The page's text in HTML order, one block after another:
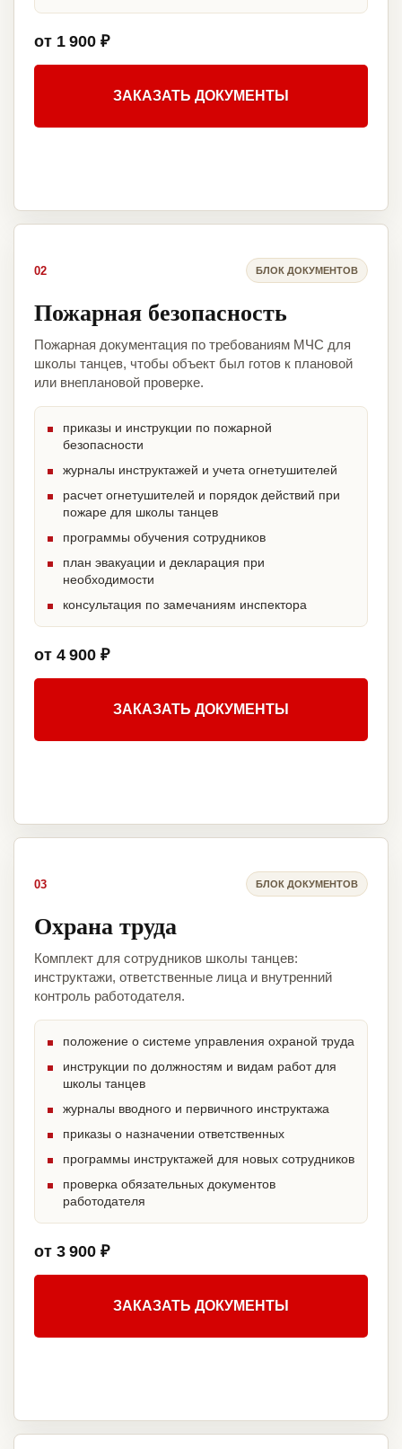
от 1 900 ₽
ЗАКАЗАТЬ ДОКУМЕНТЫ
02 БЛОК ДОКУМЕНТОВ
Пожарная безопасность
Пожарная документация по требованиям МЧС для
школы танцев, чтобы объект был готов к плановой
или внеплановой проверке.
приказы и инструкции по пожарной
безопасности
журналы инструктажей и учета огнетушителей
расчет огнетушителей и порядок действий при
пожаре для школы танцев
программы обучения сотрудников
план эвакуации и декларация при
необходимости
консультация по замечаниям инспектора
от 4 900 ₽
ЗАКАЗАТЬ ДОКУМЕНТЫ
03 БЛОК ДОКУМЕНТОВ
Охрана труда
Комплект для сотрудников школы танцев:
инструктажи, ответственные лица и внутренний
контроль работодателя.
положение о системе управления охраной труда
инструкции по должностям и видам работ для
школы танцев
журналы вводного и первичного инструктажа
приказы о назначении ответственных
программы инструктажей для новых сотрудников
проверка обязательных документов
работодателя
от 3 900 ₽
ЗАКАЗАТЬ ДОКУМЕНТЫ